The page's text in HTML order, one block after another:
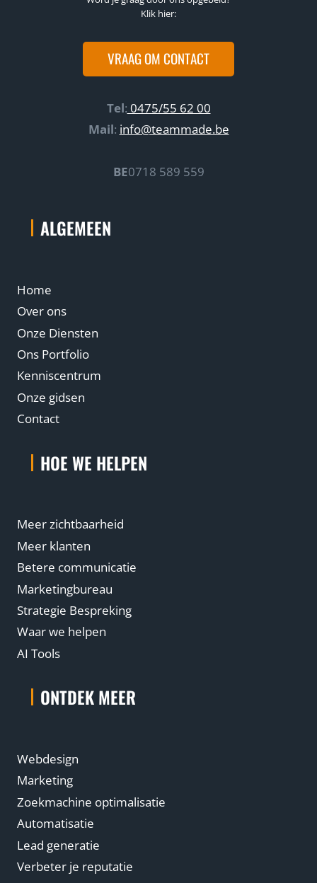
Klik hier:
VRAAG OM CONTACT
Tel: 0475/55 62 00
Mail: info@teammade.be
BE0718 589 559
ALGEMEEN
Home
Over ons
Onze Diensten
Ons Portfolio
Kenniscentrum
Onze gidsen
Contact
HOE WE HELPEN
Meer zichtbaarheid
Meer klanten
Betere communicatie
Marketingbureau
Strategie Bespreking
Waar we helpen
AI Tools
ONTDEK MEER
Webdesign
Marketing
Zoekmachine optimalisatie
Automatisatie
Lead generatie
Verbeter je reputatie